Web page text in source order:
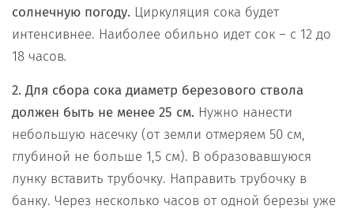
солнечную погоду. Циркуляция сока будет
интенсивнее. Наиболее обильно идет сок – с 12 до
18 часов.
2. Для сбора сока диаметр березового ствола
должен быть не менее 25 см. Нужно нанести
небольшую насечку (от земли отмеряем 50 см,
глубиной не больше 1,5 см). В образовавшуюся
лунку вставить трубочку. Направить трубочку в
банку. Через несколько часов от одной березы уже